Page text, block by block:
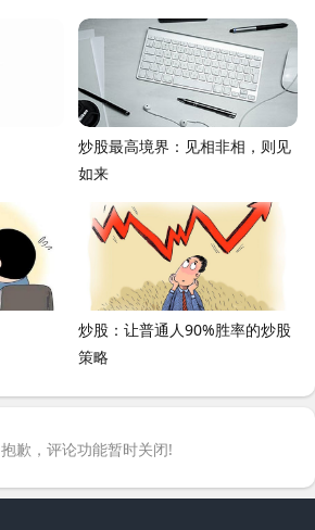
炒股最高境界：见相非相，则见
如来
炒股：让普通人90%胜率的炒股
策略
抱歉，评论功能暂时关闭!